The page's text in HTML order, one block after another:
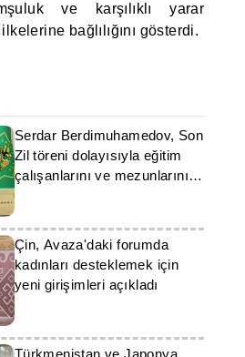
ve karşılıklı yarar
bağlılığını gösterdi.
Serdar Berdimuhamedov, Son
Zil töreni dolayısıyla eğitim
çalışanlarını ve mezunlarını
tebrik etti
Çin, Avaza'daki forumda
kadınları desteklemek için
yeni girişimleri açıkladı
Türkmenistan ve Japonya